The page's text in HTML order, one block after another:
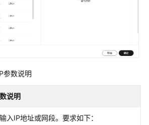
参数说明
说明
入IP地址或网段。要求如下：